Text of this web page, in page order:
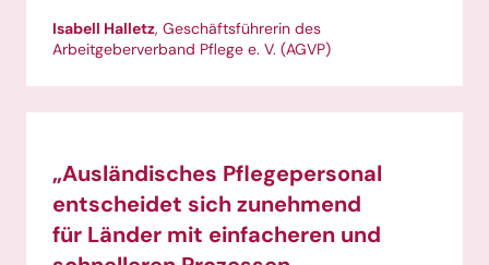
Isabell Halletz, Geschäftsführerin des
Arbeitgeberverband Pflege e. V. (AGVP)
„Ausländisches Pflegepersonal
entscheidet sich zunehmend
für Länder mit einfacheren und